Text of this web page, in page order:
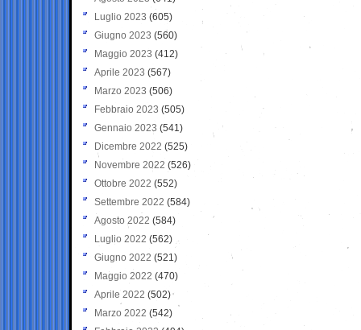
Luglio 2023 (605)
Giugno 2023 (560)
Maggio 2023 (412)
Aprile 2023 (567)
Marzo 2023 (506)
Febbraio 2023 (505)
Gennaio 2023 (541)
Dicembre 2022 (525)
Novembre 2022 (526)
Ottobre 2022 (552)
Settembre 2022 (584)
Agosto 2022 (584)
Luglio 2022 (562)
Giugno 2022 (521)
Maggio 2022 (470)
Aprile 2022 (502)
Marzo 2022 (542)